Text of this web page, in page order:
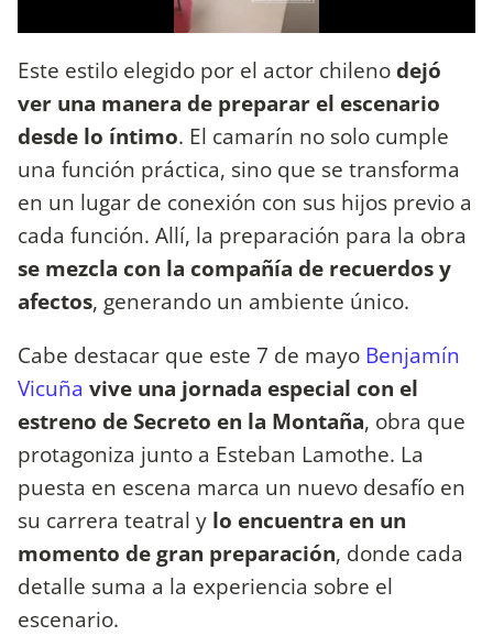
Este estilo elegido por el actor chilenodejó
ver una manera de preparar el escenario
desde lo íntimo. El camarín no solo cumple
una función práctica, sino que se transforma
en un lugar de conexión con sus hijos previo a
cada función. Allí, la preparación para la obra
se mezcla con la compañía de recuerdos y
afectos, generando un ambiente único.
Cabe destacar que este 7 de mayo Benjamín
Vicuña vive una jornada especial con el
estreno de Secreto en la Montaña, obra que
protagoniza junto a Esteban Lamothe. La
puesta en escena marca un nuevo desafío en
su carrera teatral y lo encuentra en un
momento de gran preparación, donde cada
detalle suma a la experiencia sobre el
escenario.